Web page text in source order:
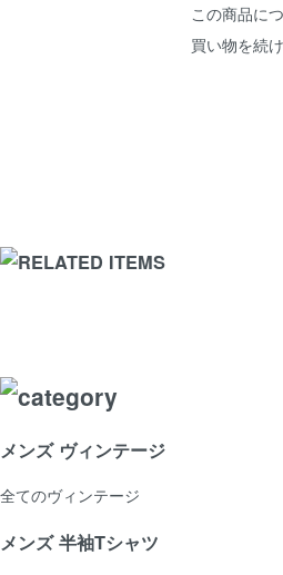
この商品に
買い物を続
メンズ ヴィンテージ
全てのヴィンテージ
メンズ 半袖Tシャツ